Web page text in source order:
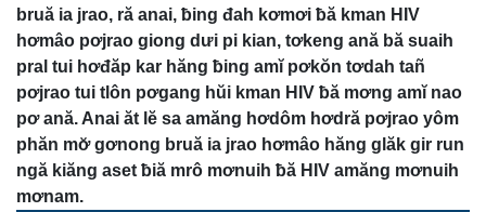
bruă ia jrao, ră anai, ƀing đah kơmơi ƀă kman HIV
hơmâo pơjrao giong dưi pi kian, tơkeng ană bă suaih
pral tui hơđăp kar hăng ƀing amĭ pơkŏn tơdah tañ
pơjrao tui tlôn pơgang hŭi kman HIV ƀă mơng amĭ nao
pơ ană. Anai ăt lĕ sa amăng hơdôm hơdră pơjrao yôm
phăn mơ̆ gơnong bruă ia jrao hơmâo hăng glăk gir run
ngă kiăng aset ƀiă mrô mơnuih ƀă HIV amăng mơnuih
mơnam.